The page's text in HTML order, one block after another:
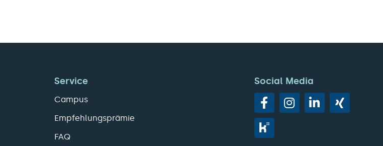
Service
Campus
Empfehlungsprämie
FAQ
Social Media